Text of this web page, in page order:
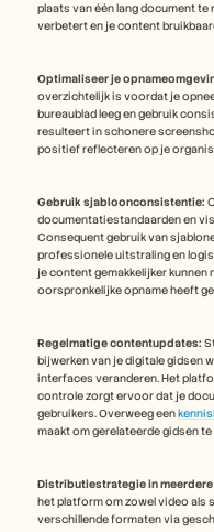
plaats van één lang document te
verbetert en je content
Optimaliseer je
overzichtelijk is voordat je
bureaublad leeg en gebruik
resulteert in schonere
positief reflecteren op je
Gebruik sjabloonconsistentie:
documentatiestandaarden en
Consequent gebruik van
professionele uitstraling en
je content gemakkelijker kunnen
oorspronkelijke opname heeft
Regelmatige contentupdates:
bijwerken van je digitale gidsen
interfaces veranderen. Het
controle zorgt ervoor dat je
gebruikers. Overweeg een
maakt om gerelateerde gidsen
Distributiestrategie in
het platform om zowel video
verschillende formaten via